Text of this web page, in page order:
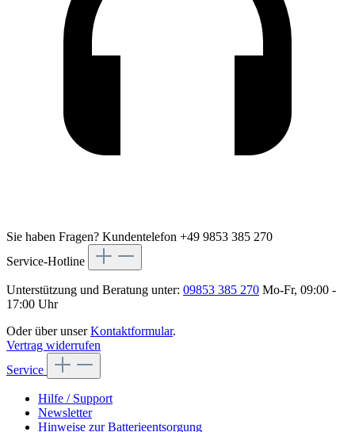
Sie haben Fragen? Kundentelefon +49 9853 385 270
Service-Hotline
Unterstützung und Beratung unter: 09853 385 270 Mo-Fr, 09:00 -
17:00 Uhr
Oder über unserKontaktformular.
Vertrag widerrufen
Service
Hilfe / Support
Newsletter
Hinweise zur Batterieentsorgung